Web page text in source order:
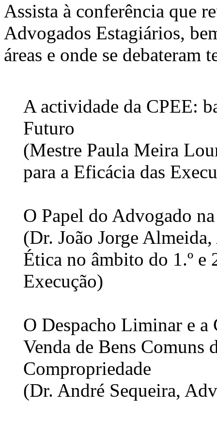
Assista à conferência que
Advogados Estagiários,
áreas e onde se debateram
A actividade da CPEE:
Futuro
(Mestre Paula Meira
para a Eficácia das
O Papel do Advogado
(Dr. João Jorge
Ética no âmbito do 1.º e
Execução)
O Despacho Liminar e a
Venda de Bens Comuns
Compropriedade
(Dr. André Sequeira,